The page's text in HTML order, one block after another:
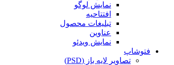
نمایش لوگو
افتتاحیه
تبلیغات محصول
عناوین
نمایش ویدئو
فتوشاپ
تصاویر لایه باز (PSD)